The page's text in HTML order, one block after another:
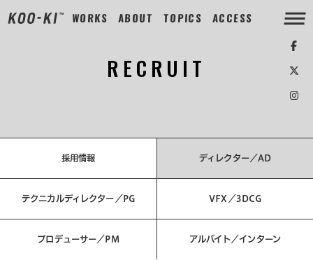
WORKS ABOUT TOPICS ACCESS
RECRUIT
採用情報 ディレクター／AD
テクニカルディレクター／PG VFX／3DCG
プロデューサー／PM アルバイト／インターン